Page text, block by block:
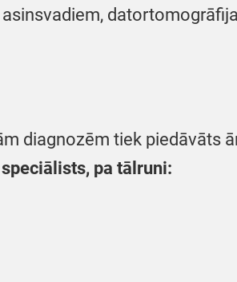
diagnozēm tiek piedāvāts
pa tālruni: